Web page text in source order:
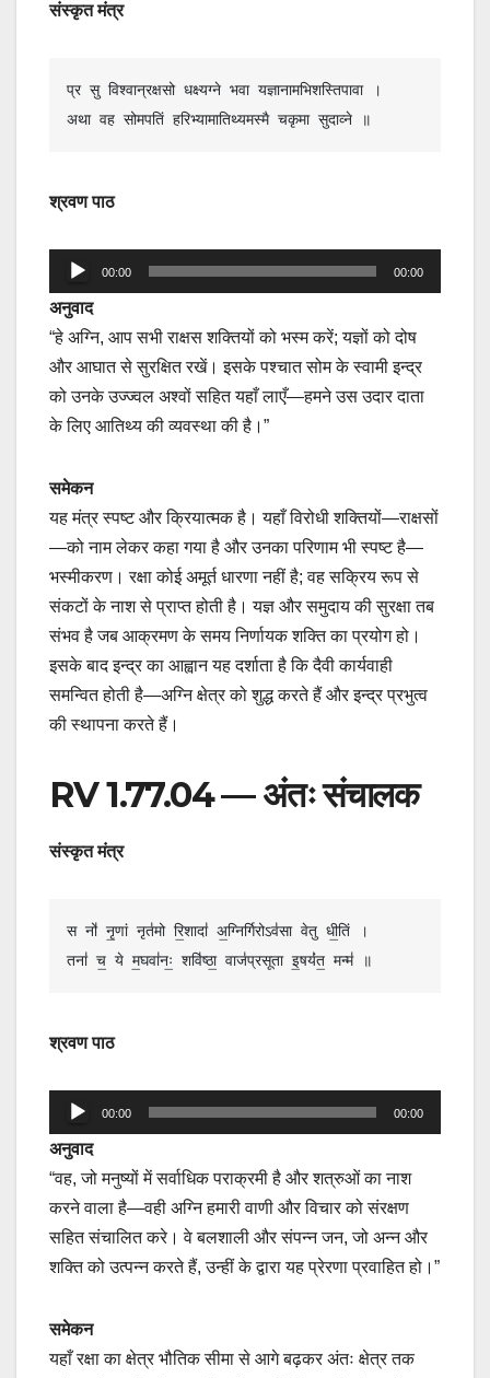
संस्कृत मंत्र
प्र सु विश्वान्रक्षसो धक्ष्यग्ने भवा यज्ञानामभिशस्तिपावा ।
अथा वह सोमपतिं हरिभ्यामातिथ्यमस्मै चकृमा सुदाव्ने ॥
श्रवण पाठ
Audio
Player
00:00 00:00
अनुवाद
“हे अग्नि, आप सभी राक्षस शक्तियों को भस्म करें; यज्ञों को दोष
और आघात से सुरक्षित रखें। इसके पश्चात सोम के स्वामी इन्द्र
को उनके उज्ज्वल अश्वों सहित यहाँ लाएँ—हमने उस उदार दाता
के लिए आतिथ्य की व्यवस्था की है।”
समेकन
यह मंत्र स्पष्ट और क्रियात्मक है। यहाँ विरोधी शक्तियों—राक्षसों
—को नाम लेकर कहा गया है और उनका परिणाम भी स्पष्ट है—
भस्मीकरण। रक्षा कोई अमूर्त धारणा नहीं है; वह सक्रिय रूप से
संकटों के नाश से प्राप्त होती है। यज्ञ और समुदाय की सुरक्षा तब
संभव है जब आक्रमण के समय निर्णायक शक्ति का प्रयोग हो।
इसके बाद इन्द्र का आह्वान यह दर्शाता है कि दैवी कार्यवाही
समन्वित होती है—अग्नि क्षेत्र को शुद्ध करते हैं और इन्द्र प्रभुत्व
की स्थापना करते हैं।
RV 1.77.04 — अंतः संचालक
संस्कृत मंत्र
स नो॑ नृ॒णां नृत॑मो रि॒शादा॑ अ॒ग्निर्गिरोऽव॑सा वेतु धी॒तिं ।
तना॑ च॒ ये म॒घवा॑नः॒ शवि॑ष्ठा॒ वाज॑प्रसूता इ॒षयं॑त॒ मन्म॑ ॥
श्रवण पाठ
Audio
Player
00:00 00:00
अनुवाद
“वह, जो मनुष्यों में सर्वाधिक पराक्रमी है और शत्रुओं का नाश
करने वाला है—वही अग्नि हमारी वाणी और विचार को संरक्षण
सहित संचालित करे। वे बलशाली और संपन्न जन, जो अन्न और
शक्ति को उत्पन्न करते हैं, उन्हीं के द्वारा यह प्रेरणा प्रवाहित हो।”
समेकन
यहाँ रक्षा का क्षेत्र भौतिक सीमा से आगे बढ़कर अंतः क्षेत्र तक